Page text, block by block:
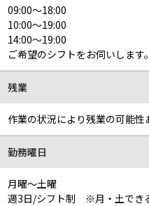
09:00～18:00
10:00～19:00
14:00～19:00
ご希望のシフトをお伺いします。
残業
作業の状況により残業の可能
勤務曜日
月曜～土曜
週3日/シフト制 ※月・土でき